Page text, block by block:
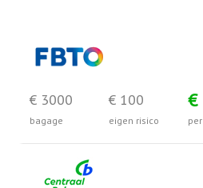
€ 3000
bagage
€ 100
eigen risico
€